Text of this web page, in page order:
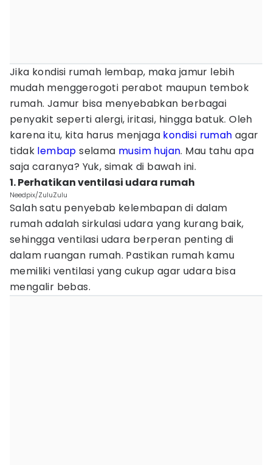
Jika kondisi rumah lembap, maka jamur lebih
mudah menggerogoti perabot maupun tembok
rumah. Jamur bisa menyebabkan berbagai
penyakit seperti alergi, iritasi, hingga batuk. Oleh
karena itu, kita harus menjaga kondisi rumah agar
tidak lembap selama musim hujan. Mau tahu apa
saja caranya? Yuk, simak di bawah ini.
1. Perhatikan ventilasi udara rumah
Needpix/ZuluZulu
Salah satu penyebab kelembapan di dalam
rumah adalah sirkulasi udara yang kurang baik,
sehingga ventilasi udara berperan penting di
dalam ruangan rumah. Pastikan rumah kamu
memiliki ventilasi yang cukup agar udara bisa
mengalir bebas.